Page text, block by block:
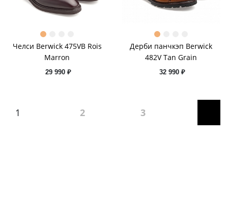
Челси Berwick 475VB Rois
Marron
29 990 ₽
Дерби панчкэп Berwick
482V Tan Grain
32 990 ₽
1 2 3